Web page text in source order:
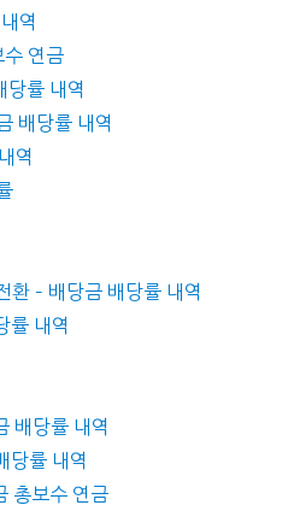
역
수 연금
당률 내역
배당률 내역
역
– 배당금 배당률 내역
률 내역
배당률 내역
당률 내역
총보수 연금